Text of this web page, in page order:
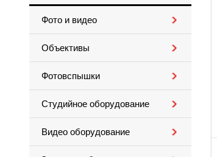
Фото и видео
Объективы
Фотовспышки
Студийное оборудование
Видео оборудование